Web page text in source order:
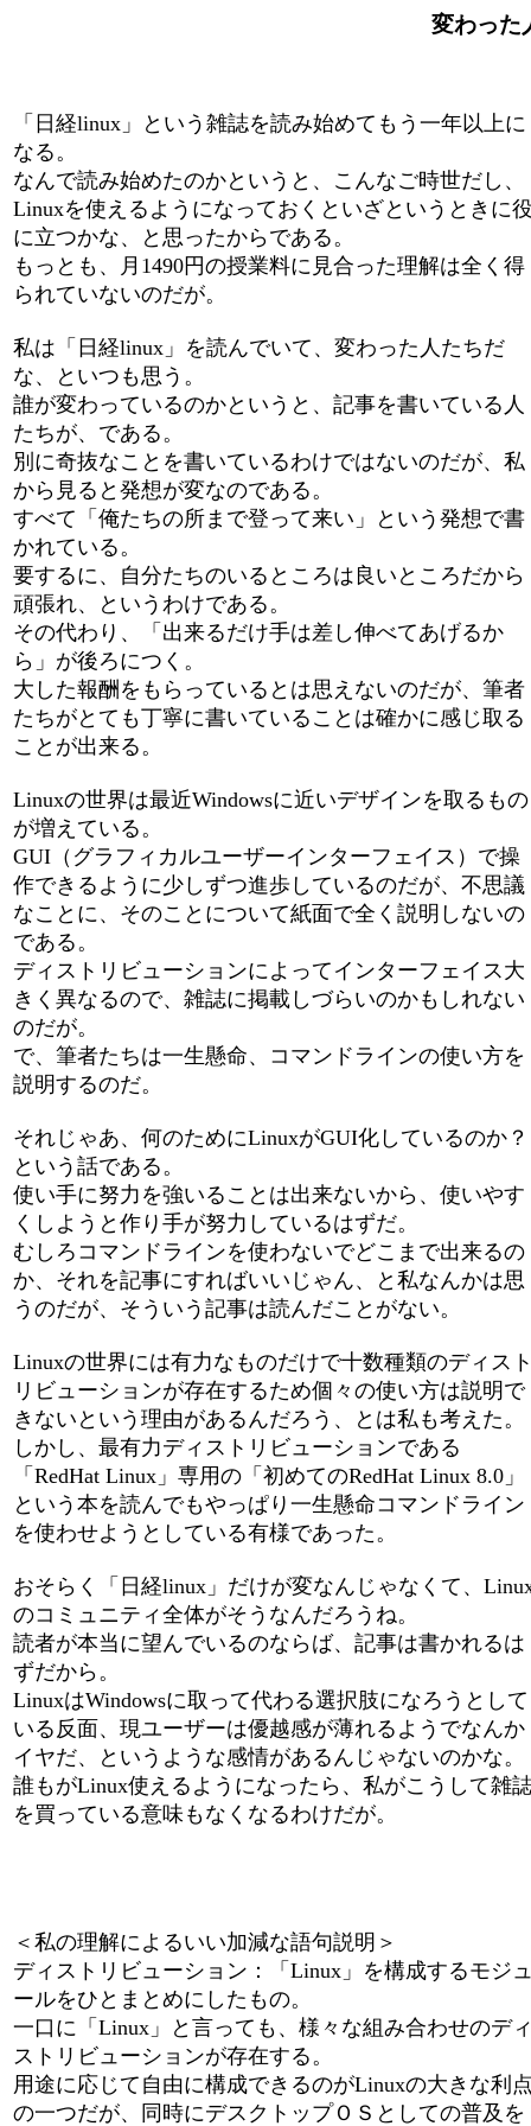
変わった
「日経linux」という雑誌を読み始めてもう一年以上に
なる。
なんで読み始めたのかというと、こんなご時世だし、
Linuxを使えるようになっておくといざというときに
に立つかな、と思ったからである。
もっとも、月1490円の授業料に見合った理解は全く得
られていないのだが。
私は「日経linux」を読んでいて、変わった人たちだ
な、といつも思う。
誰が変わっているのかというと、記事を書いている人
たちが、である。
別に奇抜なことを書いているわけではないのだが、私
から見ると発想が変なのである。
すべて「俺たちの所まで登って来い」という発想で書
かれている。
要するに、自分たちのいるところは良いところだから
頑張れ、というわけである。
その代わり、「出来るだけ手は差し伸べてあげるか
ら」が後ろにつく。
大した報酬をもらっているとは思えないのだが、筆者
たちがとても丁寧に書いていることは確かに感じ取る
ことが出来る。
Linuxの世界は最近Windowsに近いデザインを取るもの
が増えている。
GUI（グラフィカルユーザーインターフェイス）で操
作できるように少しずつ進歩しているのだが、不思議
なことに、そのことについて紙面で全く説明しないの
である。
ディストリビューションによってインターフェイス大
きく異なるので、雑誌に掲載しづらいのかもしれない
のだが。
で、筆者たちは一生懸命、コマンドラインの使い方を
説明するのだ。
それじゃあ、何のためにLinuxがGUI化しているのか？
という話である。
使い手に努力を強いることは出来ないから、使いやす
くしようと作り手が努力しているはずだ。
むしろコマンドラインを使わないでどこまで出来るの
か、それを記事にすればいいじゃん、と私なんかは思
うのだが、そういう記事は読んだことがない。
Linuxの世界には有力なものだけで十数種類のディス
リビューションが存在するため個々の使い方は説明で
きないという理由があるんだろう、とは私も考えた。
しかし、最有力ディストリビューションである
「RedHat Linux」専用の「初めてのRedHat Linux 8.0」
という本を読んでもやっぱり一生懸命コマンドライン
を使わせようとしている有様であった。
おそらく「日経linux」だけが変なんじゃなくて、
のコミュニティ全体がそうなんだろうね。
読者が本当に望んでいるのならば、記事は書かれるは
ずだから。
LinuxはWindowsに取って代わる選択肢になろうとして
いる反面、現ユーザーは優越感が薄れるようでなんか
イヤだ、というような感情があるんじゃないのかな。
誰もがLinux使えるようになったら、私がこうして雑
を買っている意味もなくなるわけだが。
＜私の理解によるいい加減な語句説明＞
ディストリビューション：「Linux」を構成するモジ
ールをひとまとめにしたもの。
一口に「Linux」と言っても、様々な組み合わせのデ
ストリビューションが存在する。
用途に応じて自由に構成できるのがLinuxの大きな利
の一つだが、同時にデスクトップＯＳとしての普及を